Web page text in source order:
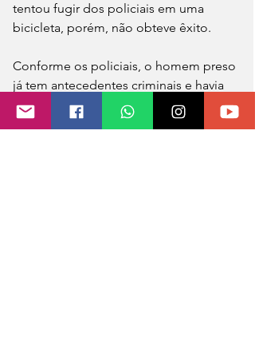
tentou fugir dos policiais em uma
bicicleta, porém, não obteve êxito.
Conforme os policiais, o homem preso
já tem antecedentes criminais e havia
Furtado outra residência minutos antes
de ser preso. Ele será encaminhado